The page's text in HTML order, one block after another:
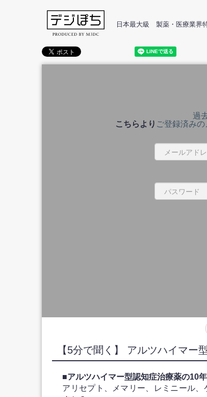
日本最大級 製薬・医療業界
過
こちらより ご登録済み
【5分で聞く】 アルツハイマー
■アルツハイマー型認知症治療薬の10
アリセプト、メマリー、レミニール